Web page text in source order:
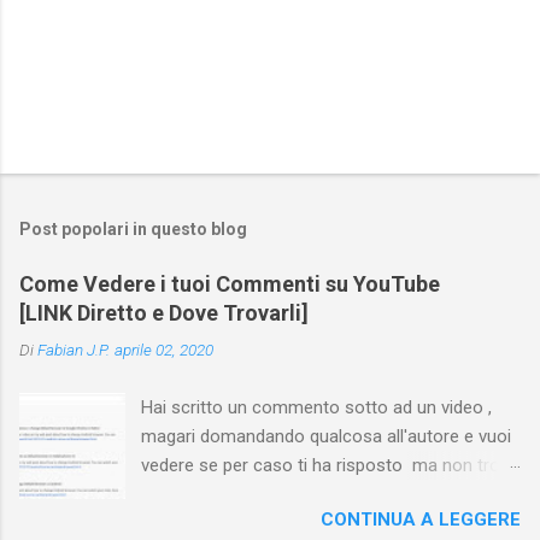
Post popolari in questo blog
Come Vedere i tuoi Commenti su YouTube
[LINK Diretto e Dove Trovarli]
DiFabian J.P. aprile 02, 2020
Hai scritto un commento sotto ad un video ,
magari domandando qualcosa all'autore e vuoi
vedere se per caso ti ha risposto ma non trovi
nessuna voce del tipo " cronologia commenti
CONTINUA A LEGGERE